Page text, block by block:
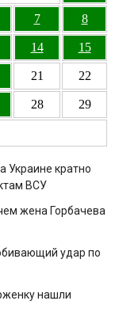
7 8
14 15
21 22
28 29
Украине кратно
ВСУ
жена Горбачева
удар по
нашли